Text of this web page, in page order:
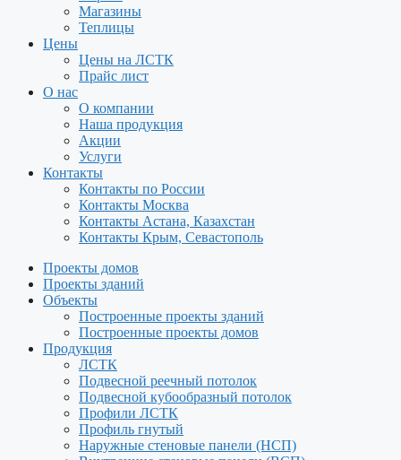
Магазины
Теплицы
Цены
Цены на ЛСТК
Прайс лист
О нас
О компании
Наша продукция
Акции
Услуги
Контакты
Контакты по России
Контакты Москва
Контакты Астана, Казахстан
Контакты Крым, Севастополь
Проекты домов
Проекты зданий
Объекты
Построенные проекты зданий
Построенные проекты домов
Продукция
ЛСТК
Подвесной реечный потолок
Подвесной кубообразный потолок
Профили ЛСТК
Профиль гнутый
Наружные стеновые панели (НСП)